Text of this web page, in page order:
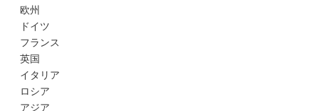
欧州
ドイツ
フランス
英国
イタリア
ロシア
アジア